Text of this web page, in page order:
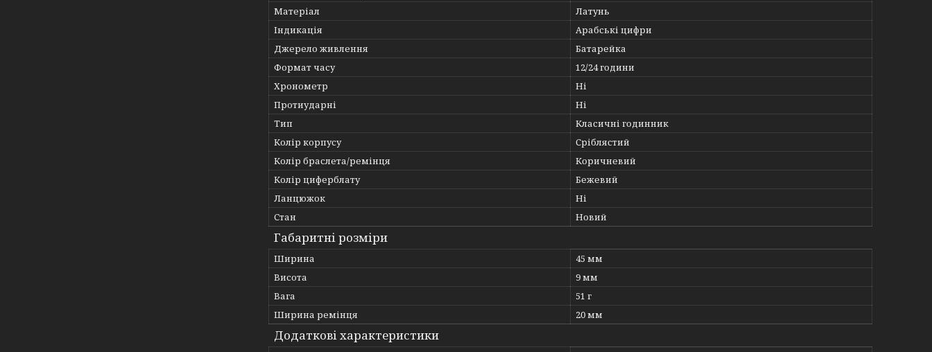
Матеріал
Латунь
Індикація
Арабські цифри
Джерело живлення
Батарейка
Формат часу
12/24 години
Хронометр
Ні
Протиударні
Ні
Тип
Класичні годинник
Колір корпусу
Сріблястий
Колір браслета/ремінця
Коричневий
Колір циферблату
Бежевий
Ланцюжок
Ні
Стан
Новий
Габаритні розміри
Ширина
45 мм
Висота
9 мм
Вага
51 г
Ширина ремінця
20 мм
Додаткові характеристики